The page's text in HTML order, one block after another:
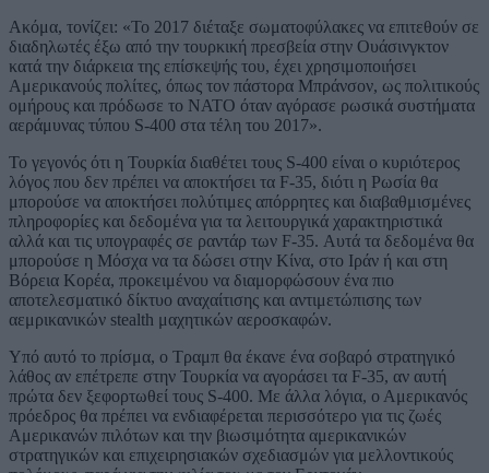
Ακόμα, τονίζει: «Το 2017 διέταξε σωματοφύλακες να επιτεθούν σε
διαδηλωτές έξω από την τουρκική πρεσβεία στην Ουάσινγκτον
κατά την διάρκεια της επίσκεψής του, έχει χρησιμοποιήσει
Αμερικανούς πολίτες, όπως τον πάστορα Μπράνσον, ως πολιτικούς
ομήρους και πρόδωσε το NATO όταν αγόρασε ρωσικά συστήματα
αεράμυνας τύπου S-400 στα τέλη του 2017».
Το γεγονός ότι η Τουρκία διαθέτει τους S-400 είναι ο κυριότερος
λόγος που δεν πρέπει να αποκτήσει τα F-35, διότι η Ρωσία θα
μπορούσε να αποκτήσει πολύτιμες απόρρητες και διαβαθμισμένες
πληροφορίες και δεδομένα για τα λειτουργικά χαρακτηριστικά
αλλά και τις υπογραφές σε ραντάρ των F-35. Αυτά τα δεδομένα θα
μπορούσε η Μόσχα να τα δώσει στην Κίνα, στο Ιράν ή και στη
Βόρεια Κορέα, προκειμένου να διαμορφώσουν ένα πιο
αποτελεσματικό δίκτυο αναχαίτισης και αντιμετώπισης των
αεμρικανικών stealth μαχητικών αεροσκαφών.
Υπό αυτό το πρίσμα, ο Τραμπ θα έκανε ένα σοβαρό στρατηγικό
λάθος αν επέτρεπε στην Τουρκία να αγοράσει τα F-35, αν αυτή
πρώτα δεν ξεφορτωθεί τους S-400. Με άλλα λόγια, ο Αμερικανός
πρόεδρος θα πρέπει να ενδιαφέρεται περισσότερο για τις ζωές
Αμερικανών πιλότων και την βιωσιμότητα αμερικανικών
στρατηγικών και επιχειρησιακών σχεδιασμών για μελλοντικούς